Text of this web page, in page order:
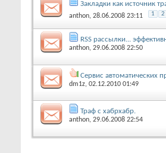
Закладки как источник
anthon, 28.06.2008 23:11 1 2
RSS рассылки...
anthon, 29.06.2008 22:50
Сервис автоматических
dm1z, 02.12.2010 01:49
Траф с хабрхабр.
anthon, 29.06.2008 22:54